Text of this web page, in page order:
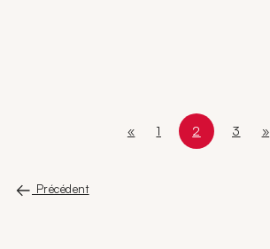
Page 2 sur 3
Précédent
Première page
« Page
1 Page
2 Page
3 »